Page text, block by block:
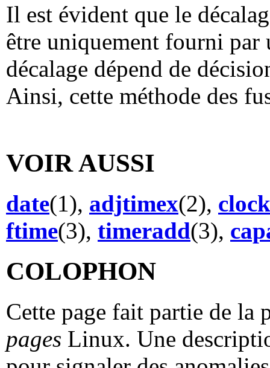
Il est évident que le
être uniquement fourni par
décalage dépend de
Ainsi, cette méthode des
VOIR AUSSI
date(1), adjtimex(2),
ftime(3), timeradd(3),
COLOPHON
Cette page fait partie de
pages Linux. Une